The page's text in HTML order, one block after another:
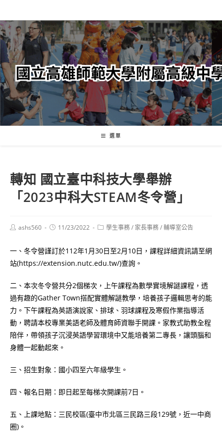
轉
至
主
內
容
選單
轉知 國立臺中科技大學舉辦
「2023中科大STEAM冬令營」
Postashs560
Post11/23/2022
Post學生事務/ 家長事務/輔導室公告
一、冬令營謹訂於112年1月30日至2月10日，課程詳細資訊請至網
站(https://extension.nutc.edu.tw/)查詢。
二、本次冬令營共分2個梯次，上午課程為數學實境解謎課程，透
過有趣的Gather Town搭配實體解謎教學，培養孩子邏輯思考的能
力。下午課程為英語演說家、排球、羽球課程及寒假作業指導活
動，聘請本校專業美語老師及體育師資聯手開課。家教式助教全程
陪伴，帶領孩子沉浸英語學習環境中又能培養第二專長，讓頭腦和
身體一起動起來。
三、招生對象：國小四至六年級學生。
四、報名日期：即日起至每梯次開課前7日。
五、上課地點：三民校區(臺中市北區三民路三段129號，近一中商
圈)。